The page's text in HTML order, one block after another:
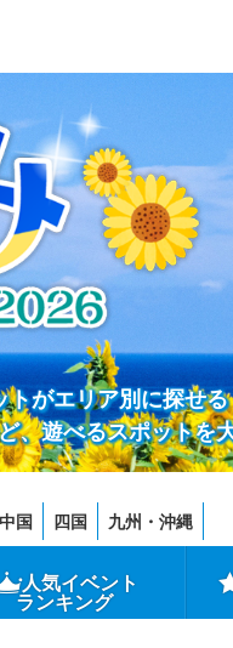
がエリア別に探せ
、遊べるスポットを
中国 四国 九州・沖縄
人気イベント
ランキング